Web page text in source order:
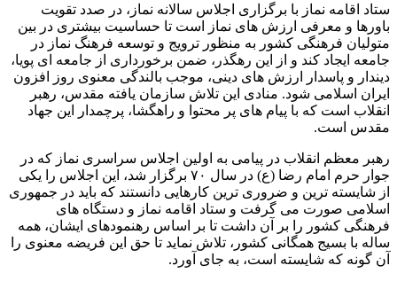
ستاد اقامه نماز با برگزاری اجلاس سالانه نماز، در صدد تقویت
باورها و معرفی ارزش های نماز است تا حساسیت بیشتری در بین
متولیان فرهنگی کشور به منظور ترویج و توسعه فرهنگ نماز در
جامعه ایجاد کند و از این رهگذر، ضمن برخورداری از جامعه ای پویا،
دیندار و پاسدار ارزش های دینی، موجب بالندگی معنوی روز افزون
ایران اسلامی شود. منادی این تلاش سازمان یافته مقدس، رهبر
انقلاب است که با پیام های پر محتوا و راهگشا، پرچمدار این جهاد
مقدس است.
رهبر معظم انقلاب در پیامی به اولین اجلاس سراسری نماز که در
جوار حرم امام رضا (ع) در سال ۷۰ برگزار شد، این اجلاس را یکی
از شایسته ترین و ضروری ترین کارهایی دانستند که باید در جمهوری
اسلامی صورت می گرفت و ستاد اقامه نماز و دستگاه های
فرهنگی کشور را بر آن داشت تا بر اساس رهنمودهای ایشان، همه
ساله با بسیج همگانی کشور، تلاش نماید تا حق این فریضه معنوی را
آن گونه که شایسته است، به جای آورد.